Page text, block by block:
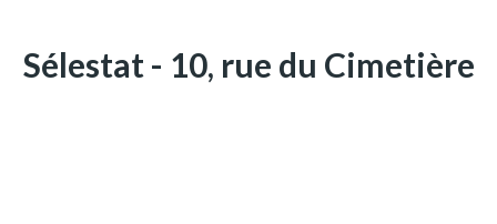
Ste Marie-aux-Mines
Sélestat - 10, rue du Cimetière